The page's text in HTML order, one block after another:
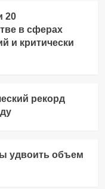
20
в сферах
и критически
рекорд
удвоить объем